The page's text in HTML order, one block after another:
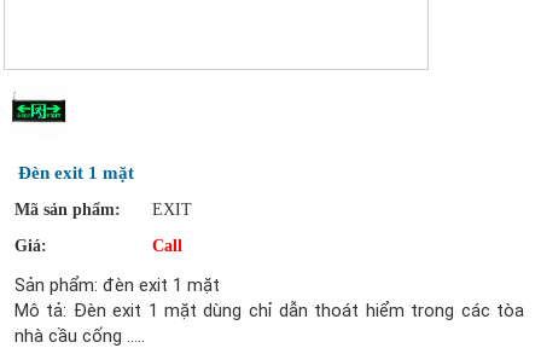
Đèn exit 1 mặt
Mã sản phẩm:
EXIT
Giá:
Call
Sản phẩm: đèn exit 1 mặt
Mô tả: Đèn exit 1 mặt dùng chỉ dẫn thoát hiểm trong các tòa
nhà cầu cống …..